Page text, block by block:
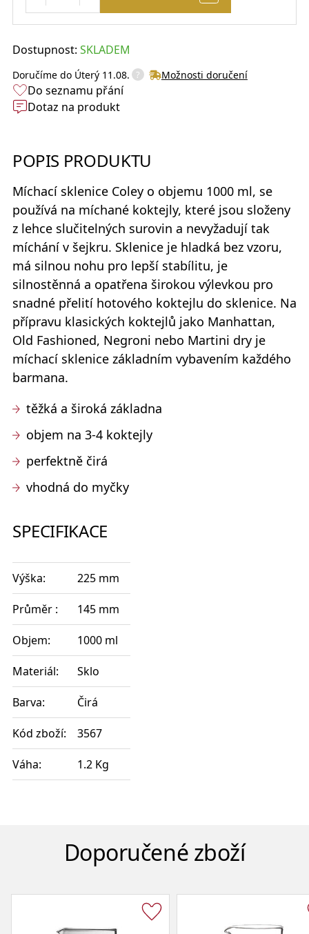
Dostupnost: SKLADEM
Doručíme do Úterý 11.08. ? Možnosti doručení
Do seznamu přání
Dotaz na produkt
POPIS PRODUKTU
Míchací sklenice Coleyo objemu 1000 ml, se
používá na míchané koktejly, které jsou složeny
z lehce slučitelných surovin a nevyžadují tak
míchání v šejkru. Sklenice je hladká bez vzoru,
má silnou nohu pro lepší stabílitu, je
silnostěnná a opatřena širokou výlevkou pro
snadné přelití hotového koktejlu do sklenice. Na
přípravu klasických koktejlů jako Manhattan,
Old Fashioned, Negroni nebo Martini dry je
míchací sklenice základním vybavením každého
barmana.
těžká a široká základna
objem na 3-4 koktejly
perfektně čirá
vhodná do myčky
SPECIFIKACE
Výška: 225 mm
Průměr : 145 mm
Objem: 1000 ml
Materiál: Sklo
Barva: Čirá
Kód zboží: 3567
Váha: 1.2 Kg
Doporučené zboží